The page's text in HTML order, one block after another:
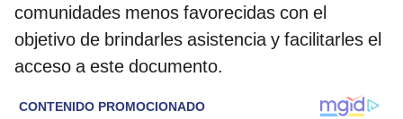
comunidades menos favorecidas con el
objetivo de brindarles asistencia y facilitarles el
acceso a este documento.